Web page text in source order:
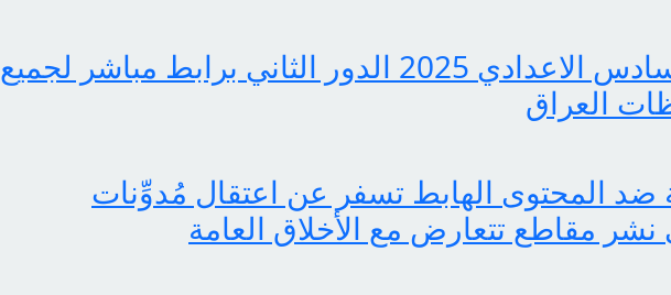
pdf نتائج السادس الاعدادي 2025 الدور الثاني برابط مباشر لجميع
العراق
المحتوى الهابط تسفر عن اعتقال مُدوِّنات
مقاطع تتعارض مع الأخلاق العامة